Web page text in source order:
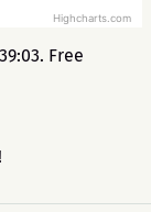
Highcharts.com
Free